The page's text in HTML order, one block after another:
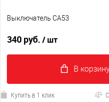
Выключатель CA53
340 руб. / шт
В
Купить в 1 клик